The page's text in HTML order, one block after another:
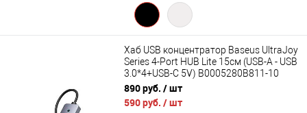
Хаб USB концентратор Baseus UltraJoy
Series 4-Port HUB Lite 15см (USB-A - USB
3.0*4+USB-C 5V) B0005280B811-10
890 руб. / шт
590 руб. / шт